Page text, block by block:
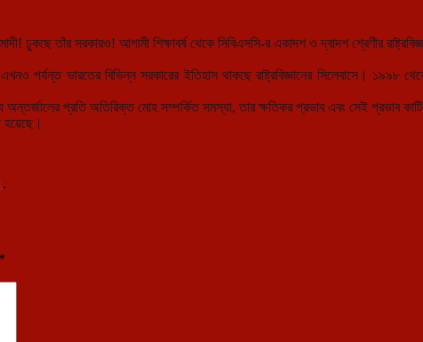
ঢুকছে তাঁর সরকারও! আগামী শিক্ষাবর্ষ থেকে সিবিএসসি-র একাদশ ও দ্বাদশ শ্রেণীর
পর্যন্ত ভারতের বিভিন্ন সরকারের ইতিহাস থাকছে রাষ্ট্রবিজ্ঞানের সিলেবাসে।
অন্তর্জালের প্রতি অতিরিক্ত মোহ সম্পর্কিত সমস্যা, তার ক্ষতিকর প্রভাব এবং সেই প্রভাব
হয়েছে।
.
*